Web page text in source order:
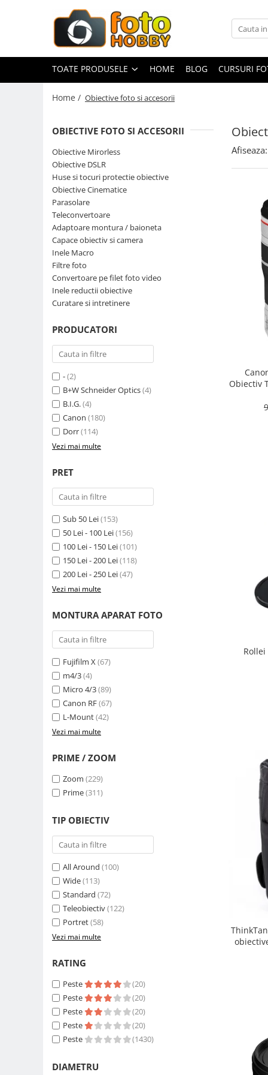
Toate Produsele
Aparate Foto
Aparate Foto Mirrorless
Aparate Foto DSLR
Aparate foto instant
Aparate foto pe film
Cursuri foto
Obiective foto si accesorii
Obiective Mirorless
Obiective DSLR
Huse si tocuri protectie obiective
Obiective Cinematice
Parasolare
Teleconvertoare
Filtre tip Cokin
Filtre White Balance
Inele reductii obiective
Curatare si intretinere
Blitz-uri TTL - Dedicate
Compatibil Sony
Blitz-uri circulare (Macro)
Adaptoare stativ port umbrela si
Comander TTL
Cabluri TTL
Cabluri si Patine Sincron
Alimentare auxiliara blitz
Protectie patina apa, ploaie
Bounce-uri, Softbox-uri
Ring-Flash Adaptor
Huse protectie blitz extern
Huse protectie filtre gel
Accesorii Aparate Digitale
Cititoare carduri
Huse protectie card memorie
Telecomenzi
LCD protectie
Recordere audio digitale
Acumulatori Foto
Acumulatori AA/AAA (R6/R3)) si
incarcatoare
Incarcatoare acumulatori Foto-
Tablete grafice
TOATE PRODUSELE HOME BLOG CURSURI
Home / Obiective foto si accesorii
OBIECTIVE FOTO SI ACCESORII
Obiective Mirorless
Obiective DSLR
Huse si tocuri protectie obiective
Obiective Cinematice
Parasolare
Teleconvertoare
Adaptoare montura / baioneta
Capace obiectiv si camera
Inele Macro
Filtre foto
Convertoare pe filet foto video
Inele reductii obiective
Curatare si intretinere
PRODUCATORI
-(2)
B+W Schneider Optics(4)
B.I.G.(4)
Canon (180)
Dorr(114)
Vezi mai multe
PRET
Sub 50 Lei(153)
50 Lei - 100 Lei(156)
100 Lei - 150 Lei(101)
150 Lei - 200 Lei(118)
200 Lei - 250 Lei(47)
Vezi mai multe
MONTURA APARAT FOTO
Fujifilm X(67)
m4/3(4)
Micro 4/3(89)
Canon RF(67)
L-Mount(42)
Vezi mai multe
PRIME / ZOOM
Zoom (229)
Prime(311)
TIP OBIECTIV
All Around (100)
Wide(113)
Standard (72)
Teleobiectiv(122)
Portret(58)
Vezi mai multe
RATING
Peste
(20)
Peste
(20)
Peste
(20)
Peste
(20)
Peste
(1430)
DIAMETRU
Afiseaza:
Obiectiv
Rollei